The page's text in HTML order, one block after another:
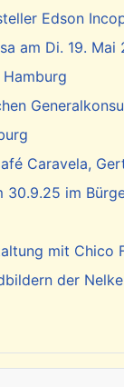
Edson
am Di. 19.
Caravela,
30.9.25 im
mit Chico
der